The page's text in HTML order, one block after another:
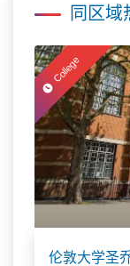
同区域
College
伦敦大学圣